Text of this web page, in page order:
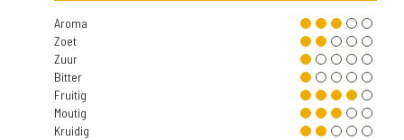
Aroma
Zoet
Zuur
Bitter
Fruitig
Moutig
Kruidig